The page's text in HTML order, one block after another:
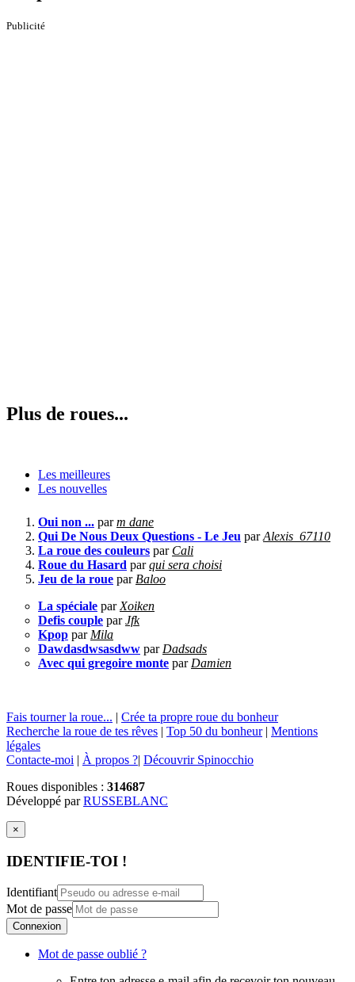
Publicité
Plus de roues...
Les meilleures
Les nouvelles
Oui non ... parm dane
Qui De Nous Deux Questions - Le Jeu parAlexis_67110
La roue des couleurs par Cali
Roue du Hasard parqui sera choisi
Jeu de la roue par Baloo
La spéciale par Xoiken
Defis couple parJfk
Kpop par Mila
Dawdasdwsasdww par Dadsads
Avec qui gregoire monte par Damien
Fais tourner la roue... | Crée ta propre roue du bonheur
Recherche la roue de tes rêves | Top 50 du bonheur| Mentions
légales
Contacte-moi | À propos ?| Découvrir Spinocchio
Roues disponibles : 314687
Développé parRUSSEBLANC
×
IDENTIFIE-TOI !
Identifiant
Mot de passe
Connexion
Mot de passe oublié ?